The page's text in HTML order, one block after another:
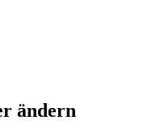
ändern